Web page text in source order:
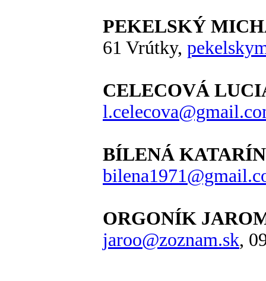
PEKELSKÝ
61 Vrútky,
CELECOVÁ
BÍLENÁ
ORGONÍK
jaroo@zoznam.sk,